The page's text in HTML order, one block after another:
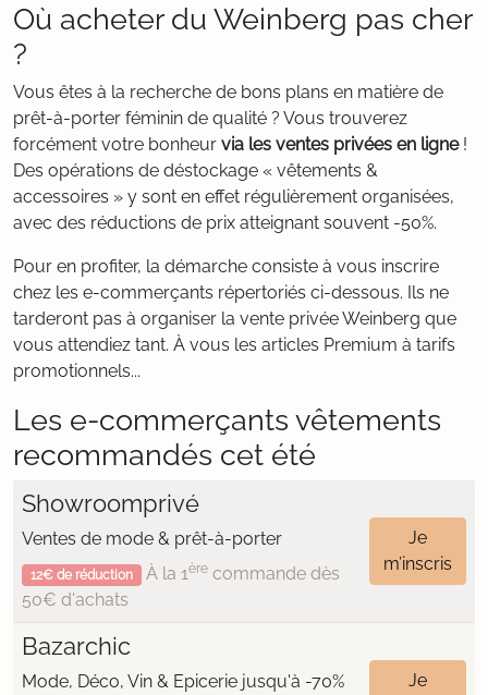
Où acheter du Weinberg pas cher
?
Vous êtes à la recherche de bons plans en matière de
prêt-à-porter féminin de qualité ? Vous trouverez
forcément votre bonheur via les ventes privées en ligne!
Des opérations de déstockage « vêtements &
accessoires » y sont en effet régulièrement organisées,
avec des réductions de prix atteignant souvent -50%.
Pour en profiter, la démarche consiste à vous inscrire
chez les e-commerçants répertoriés ci-dessous. Ils ne
tarderont pas à organiser la vente privée Weinberg que
vous attendiez tant. À vous les articles Premium à tarifs
promotionnels...
Les e-commerçants vêtements
recommandés cet été
Showroomprivé
Ventes de mode & prêt-à-porter
12€ de réduction À la 1èrecommande dès
50€ d'achats
Je
m’inscris
Bazarchic
Mode, Déco, Vin & Epicerie jusqu'à -70%
Je